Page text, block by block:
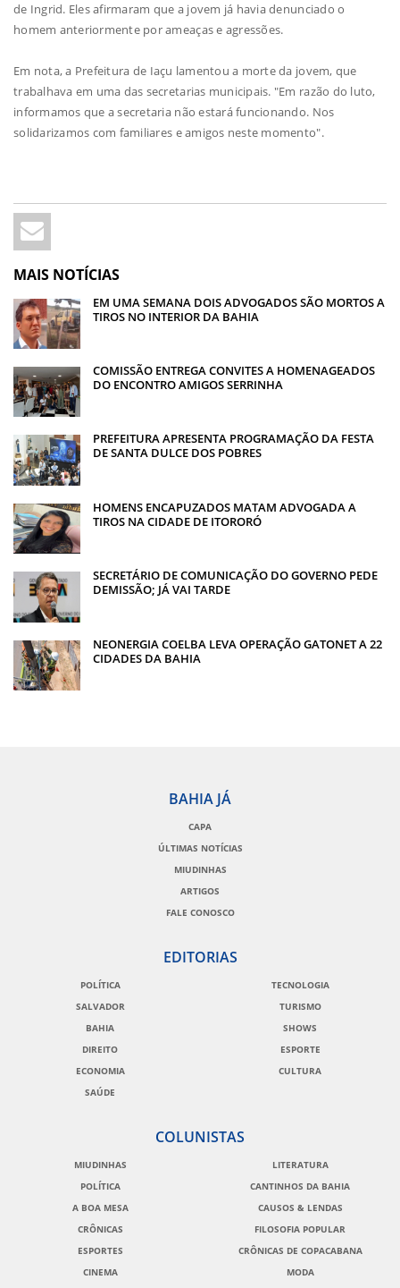
de Ingrid. Eles afirmaram que a jovem já havia denunciado o
homem anteriormente por ameaças e agressões.
Em nota, a Prefeitura de Iaçu lamentou a morte da jovem, que
trabalhava em uma das secretarias municipais. "Em razão do luto,
informamos que a secretaria não estará funcionando. Nos
solidarizamos com familiares e amigos neste momento".
MAIS NOTÍCIAS
EM UMA SEMANA DOIS ADVOGADOS SÃO MORTOS A
TIROS NO INTERIOR DA BAHIA
COMISSÃO ENTREGA CONVITES A HOMENAGEADOS
DO ENCONTRO AMIGOS SERRINHA
PREFEITURA APRESENTA PROGRAMAÇÃO DA FESTA
DE SANTA DULCE DOS POBRES
HOMENS ENCAPUZADOS MATAM ADVOGADA A
TIROS NA CIDADE DE ITORORÓ
SECRETÁRIO DE COMUNICAÇÃO DO GOVERNO PEDE
DEMISSÃO; JÁ VAI TARDE
NEONERGIA COELBA LEVA OPERAÇÃO GATONET A 22
CIDADES DA BAHIA
BAHIA JÁ
CAPA
ÚLTIMAS NOTÍCIAS
MIUDINHAS
ARTIGOS
FALE CONOSCO
EDITORIAS
POLÍTICA
SALVADOR
BAHIA
DIREITO
ECONOMIA
SAÚDE
TECNOLOGIA
TURISMO
SHOWS
ESPORTE
CULTURA
COLUNISTAS
MIUDINHAS
POLÍTICA
A BOA MESA
CRÔNICAS
ESPORTES
CINEMA
LITERATURA
CANTINHOS DA BAHIA
CAUSOS & LENDAS
FILOSOFIA POPULAR
CRÔNICAS DE COPACABANA
MODA